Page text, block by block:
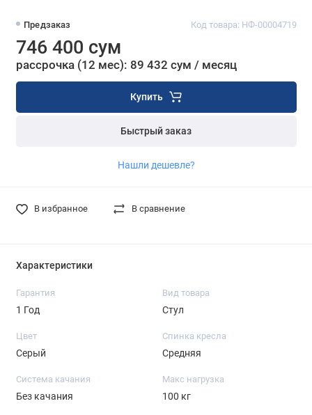
Предзаказ Код товара: НФ-00004719
746 400 сум
рассрочка (12 мес): 89 432 сум / месяц
Купить
Быстрый заказ
Нашли дешевле?
В избранное В сравнение
Характеристики
Гарантия
1 Год
Вид товара
Стул
Цвет
Серый
Спинка кресла
Средняя
Система качания
Без качания
Макс нагрузка
100 кг